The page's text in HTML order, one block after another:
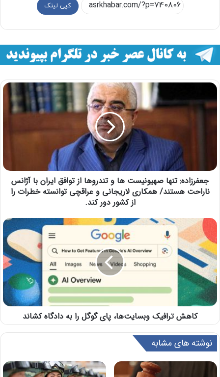
کپی لینک
جعفرزاده: تنها صهیونیست ها و تندروها از توافق ایران با آژانس
ناراحت هستند/ همکاری لاریجانی و عراقچی توانسته خطرات را
از کشور دور کند.
کاهش ترافیک وبسایت‌ها، پای گوگل را به دادگاه کشاند
نوشته های مشابه